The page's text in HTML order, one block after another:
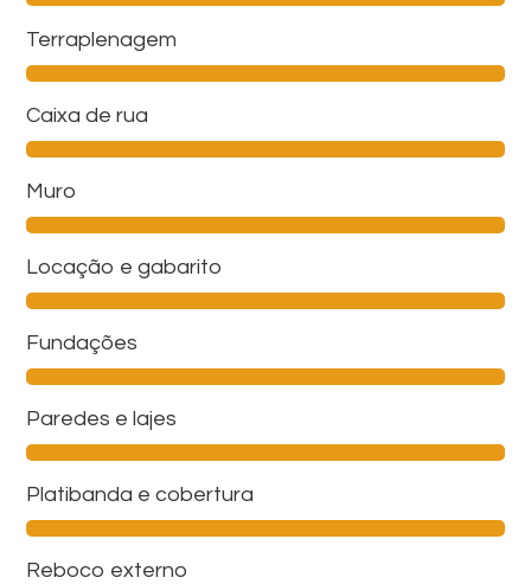
Terraplenagem
Caixa de rua
Muro
Locação e gabarito
Fundações
Paredes e lajes
Platibanda e cobertura
Reboco externo